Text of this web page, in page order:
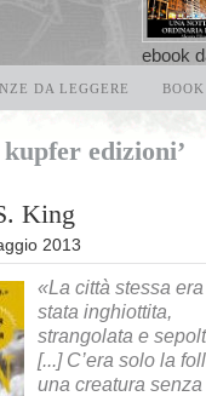
ebook
DA LEGGERE
edizioni’
King
2013
«La città stessa era
stata inghiottita,
strangolata e
[...] C’era solo la
una creatura senza